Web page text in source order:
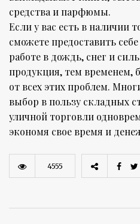
средства и парфюмы.
Если у вас есть в наличии
сможете предоставить
работе в дождь, снег и
продукция, тем временем,
от всех этих проблем.
выбор в пользу складных
уличной торговли
экономя свое время и
4555